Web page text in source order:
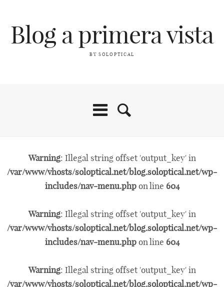
Blog a primera vista
BY SOLOPTICAL
Warning: Illegal string offset 'output_key' in
/var/www/vhosts/soloptical.net/blog.soloptical.net/wp-
includes/nav-menu.phpon line 604
Warning: Illegal string offset 'output_key' in
/var/www/vhosts/soloptical.net/blog.soloptical.net/wp-
includes/nav-menu.phpon line 604
Warning: Illegal string offset 'output_key' in
/var/www/vhosts/soloptical.net/blog.soloptical.net/wp-